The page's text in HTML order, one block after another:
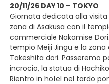
20/11/26 DAY 10 – TOKYO
Giornata dedicata alla
zona di Asakusa con il
commerciale Nakamise
tempio Meiji Jingu e la
Takeshita dori. Passeremo
incrocio, la statua di
Rientro in hotel nel tardo